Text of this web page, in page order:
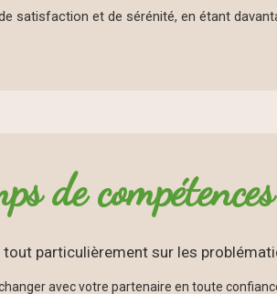
satisfaction et de sérénité, en étant
de
particulièrement sur les
avec votre partenaire en toute